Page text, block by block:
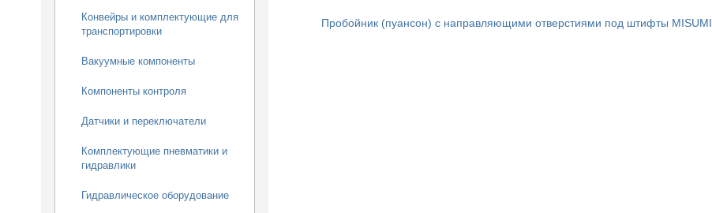
Конвейры и комплектующие для
транспортировки
Вакуумные компоненты
Компоненты контроля
Датчики и переключатели
Комплектующие пневматики и
гидравлики
Гидравлическое оборудование
Пробойник (пуансон) с направляющими отверстиями под штифты MISUMI